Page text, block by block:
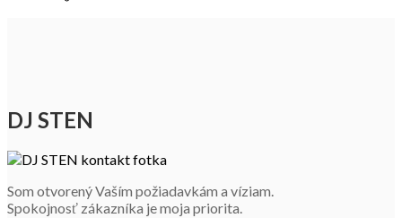
DJ STEN
Som otvorený Vaším požiadavkám a víziam.
Spokojnosť zákazníka je moja priorita.